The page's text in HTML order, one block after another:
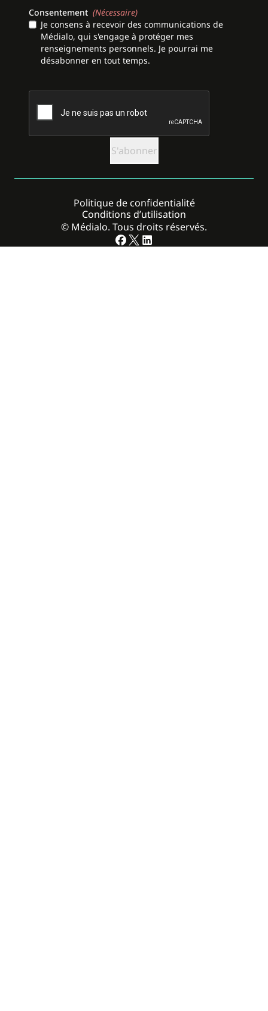
Consentement (Nécessaire)
Je consens à recevoir des communications de
Médialo, qui s'engage à protéger mes
renseignements personnels. Je pourrai me
désabonner en tout temps.
CAPTCHA
© Médialo. Tous droits réservés.
Politique de confidentialité
Conditions d’utilisation